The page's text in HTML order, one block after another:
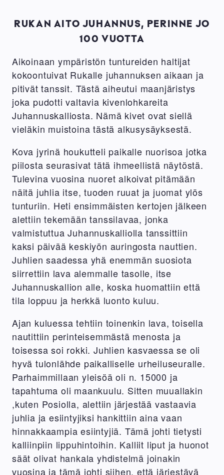
RUKAN AITO JUHANNUS, PERINNE JO
100 VUOTTA
Aikoinaan ympäristön tuntureiden haltijat
kokoontuivat Rukalle juhannuksen aikaan ja
pitivät tanssit. Tästä aiheutui maanjäristys
joka pudotti valtavia kivenlohkareita
Juhannuskalliosta. Nämä kivet ovat siellä
vieläkin muistoina tästä alkusysäyksestä.
Kova jyrinä houkutteli paikalle nuorisoa jotka
piilosta seurasivat tätä ihmeellistä näytöstä.
Tulevina vuosina nuoret alkoivat pitämään
näitä juhlia itse, tuoden ruuat ja juomat ylös
tunturiin. Heti ensimmäisten kertojen jälkeen
alettiin tekemään tanssilavaa, jonka
valmistuttua Juhannuskalliolla tanssittiin
kaksi päivää keskiyön auringosta nauttien.
Juhlien saadessa yhä enemmän suosiota
siirrettiin lava alemmalle tasolle, itse
Juhannuskallion alle, koska huomattiin että
tila loppuu ja herkkä luonto kuluu.
Ajan kuluessa tehtiin toinenkin lava, toisella
nautittiin perinteisemmästä menosta ja
toisessa soi rokki. Juhlien kasvaessa se oli
hyvä tulonlähde paikalliselle urheiluseuralle.
Parhaimmillaan yleisöä oli n. 15000 ja
tapahtuma oli maankuulu. Sitten muuallakin
,kuten Posiolla, alettiin järjestää vastaavia
juhlia ja esiintyjiksi hankittiin aina vaan
hinnakkaampia esiintyjiä. Tämä johti tietysti
kalliinpiin lippuhintoihin. Kalliit liput ja huonot
säät olivat hankala yhdistelmä joinakin
vuosina ja tämä johti siihen, että järjestävä